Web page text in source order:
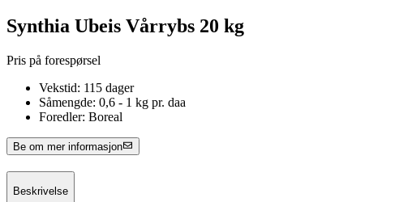
Synthia Ubeis Vårrybs 20 kg
Pris på forespørsel
Vekstid: 115 dager
Såmengde: 0,6 - 1 kg pr. daa
Foredler: Boreal
Be om mer informasjon
Beskrivelse